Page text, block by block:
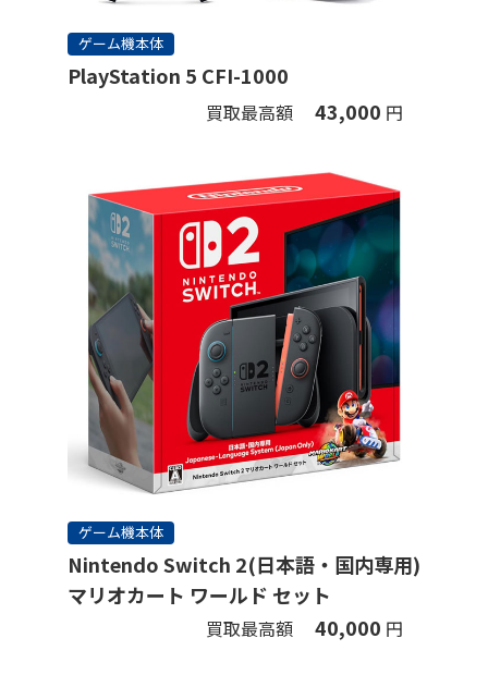
ゲーム機本体
PlayStation 5 CFI-1000
買取最高額 43,000 円
ゲーム機本体
Nintendo Switch 2(日本語・国内専用)
マリオカート ワールド セット
買取最高額 40,000 円